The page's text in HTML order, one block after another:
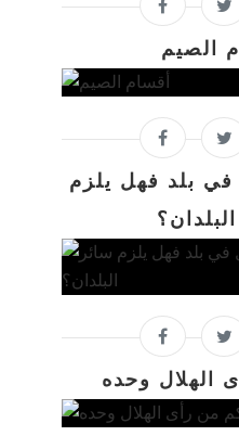
الصيم
في بلد فهل يلزم
الهلال وحده